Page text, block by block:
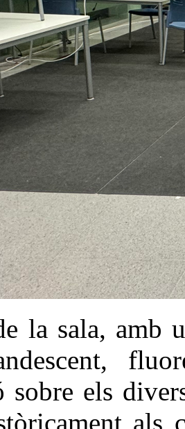
la sala, amb
els
als